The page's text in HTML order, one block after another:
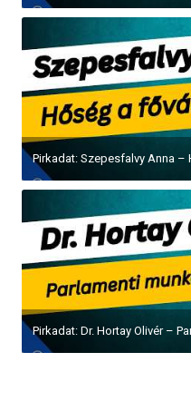
Pirkadat: Szepesfalvy Anna –
Pirkadat: Dr. Hortay Olivér –